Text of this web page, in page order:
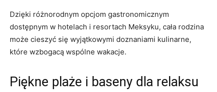
Dzięki różnorodnym opcjom gastronomicznym
dostępnym w hotelach i resortach Meksyku, cała rodzina
może cieszyć się wyjątkowymi doznaniami kulinarne,
które wzbogacą wspólne wakacje.
Piękne plaże i baseny dla relaksu